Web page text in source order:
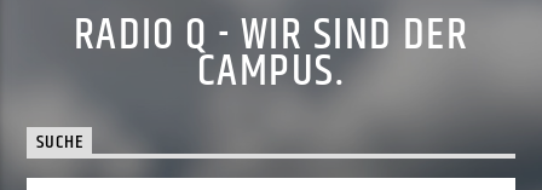
RADIO Q - WIR SIND DER
CAMPUS.
SUCHE